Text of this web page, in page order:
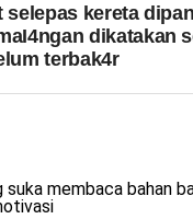
selepas kereta
dikatakan
terbak4r
suka membaca bahan